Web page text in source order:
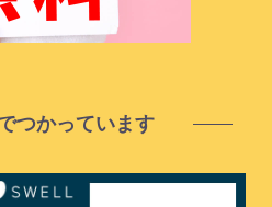
つかっています